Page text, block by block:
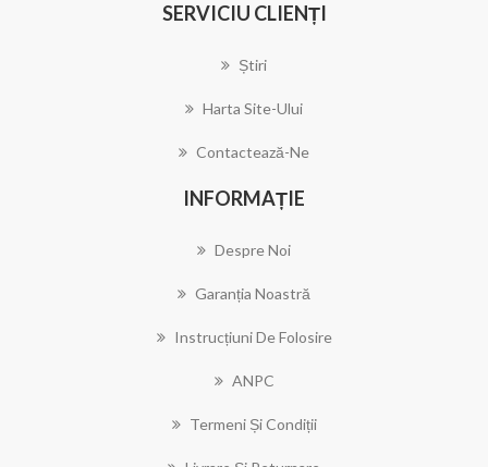
SERVICIU CLIENȚI
Știri
Harta Site-Ului
Contactează-Ne
INFORMAȚIE
Despre Noi
Garanția Noastră
Instrucțiuni De Folosire
ANPC
Termeni Și Condiții